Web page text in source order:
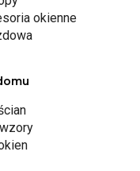
okienne